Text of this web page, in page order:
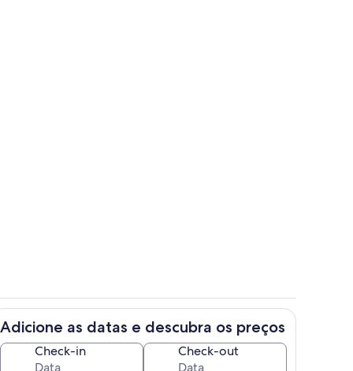
refeição Quarto
Adicione as datas e descubra os preços
Check-in Check-out